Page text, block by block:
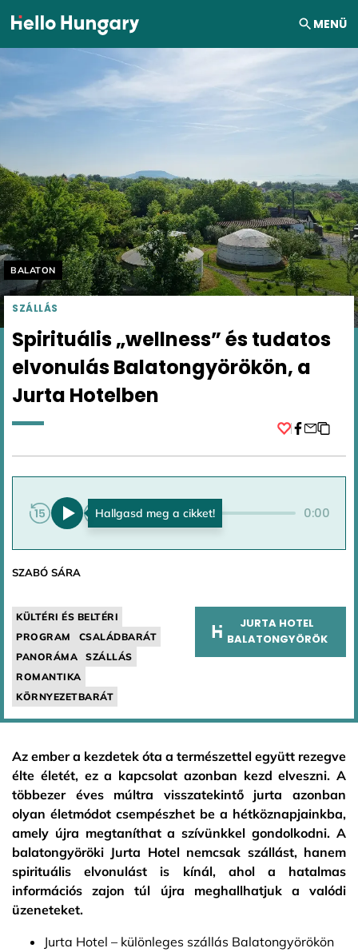
Ugrás a tartalomhoz MENÜ
Helyszín címkék:
BALATON
SZÁLLÁS
Spirituális „wellness” és tudatos
elvonulás Balatongyörökön, a
Jurta Hotelben
0:00 0:00
SZABÓ SÁRA
KÜLTÉRI ÉS BELTÉRI
PROGRAM
CSALÁDBARÁT
PANORÁMA
SZÁLLÁS
ROMANTIKA
KÖRNYEZETBARÁT
JURTA HOTEL
BALATONGYÖRÖK
Az ember a kezdetek óta a természettel együtt rezegve
élte életét, ez a kapcsolat azonban kezd elveszni. A
többezer éves múltra visszatekintő jurta azonban
olyan életmódot csempészhet be a hétköznapjainkba,
amely újra megtaníthat a szívünkkel gondolkodni. A
balatongyöröki Jurta Hotel nemcsak szállást, hanem
spirituális elvonulást is kínál, ahol a hatalmas
információs zajon túl újra meghallhatjuk a valódi
üzeneteket.
Jurta Hotel – különleges szállás Balatongyörökön